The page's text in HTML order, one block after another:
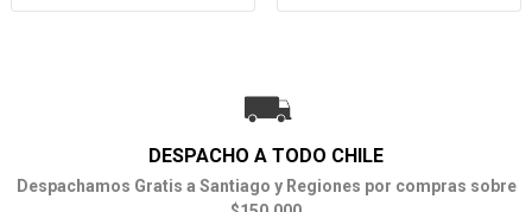
DESPACHO A TODO CHILE
Despachamos Gratis a Santiago y Regiones por compras sobre